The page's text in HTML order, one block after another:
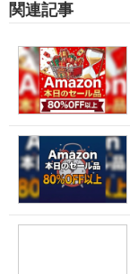
関連記事